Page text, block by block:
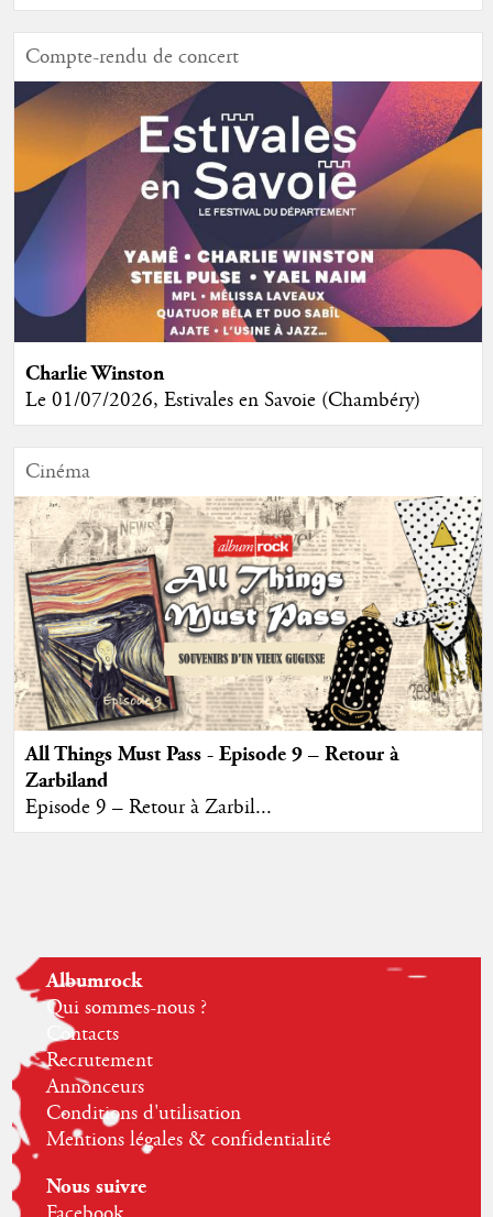
Compte-rendu de concert
Charlie Winston
Le 01/07/2026, Estivales en Savoie (Chambéry)
Cinéma
All Things Must Pass - Episode 9 – Retour à
Zarbiland
Episode 9 – Retour à Zarbil...
Albumrock
Qui sommes-nous ?
Contacts
Recrutement
Annonceurs
Conditions d'utilisation
Mentions légales & confidentialité
Nous suivre